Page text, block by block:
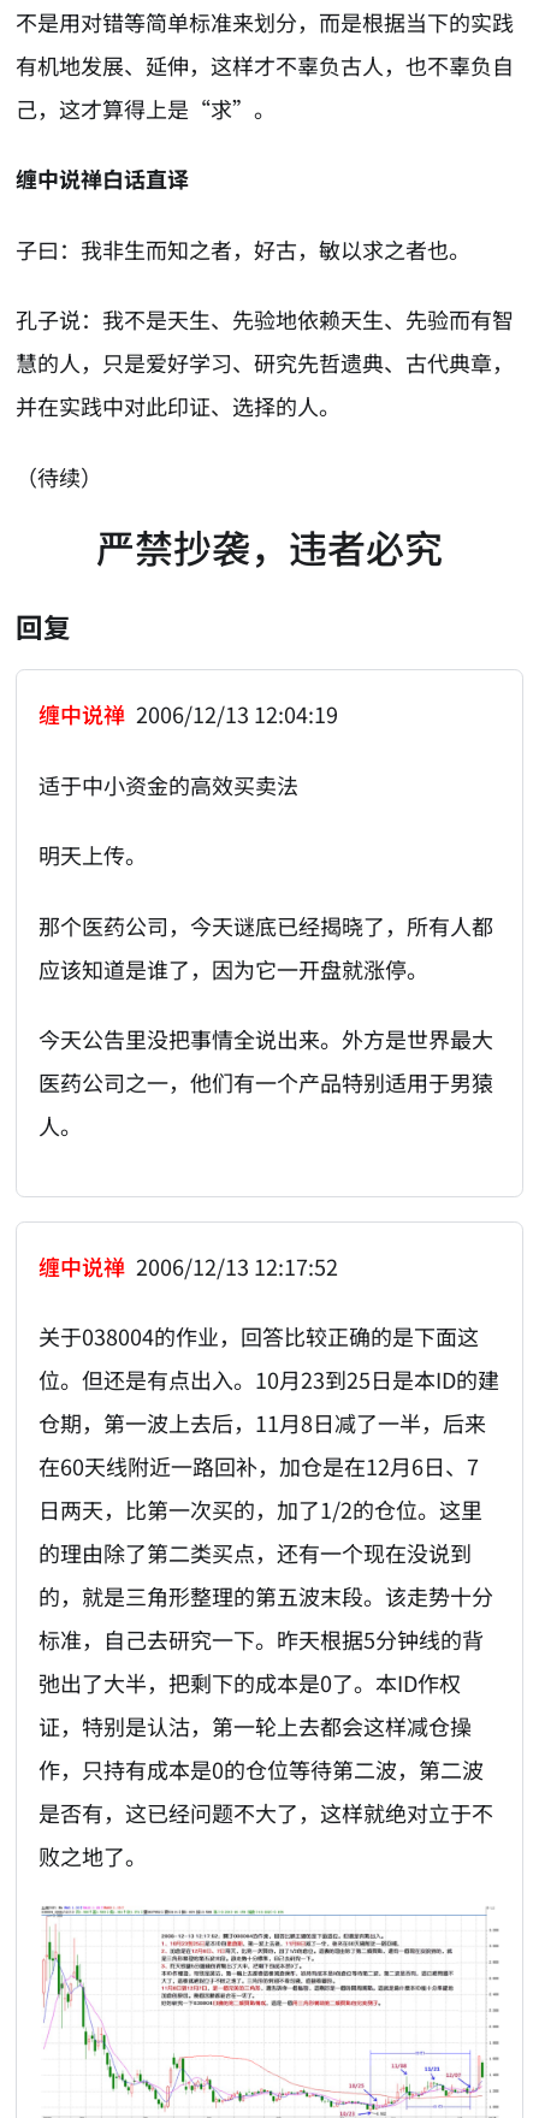
不是用对错等简单标准来划分，而是根据当下的实践
有机地发展、延伸，这样才不辜负古人，也不辜负自
己，这才算得上是“求”。
缠中说禅白话直译
子曰：我非生而知之者，好古，敏以求之者也。
孔子说：我不是天生、先验地依赖天生、先验而有智
慧的人，只是爱好学习、研究先哲遗典、古代典章，
并在实践中对此印证、选择的人。
（待续）
严禁抄袭，违者必究
回复
缠中说禅 2006/12/13 12:04:19
适于中小资金的高效买卖法
明天上传。
那个医药公司，今天谜底已经揭晓了，所有人都
应该知道是谁了，因为它一开盘就涨停。
今天公告里没把事情全说出来。外方是世界最大
医药公司之一，他们有一个产品特别适用于男猿
人。
缠中说禅 2006/12/13 12:17:52
关于038004的作业，回答比较正确的是下面这
位。但还是有点出入。10月23到25日是本ID的建
仓期，第一波上去后，11月8日减了一半，后来
在60天线附近一路回补，加仓是在12月6日、7
日两天，比第一次买的，加了1/2的仓位。这里
的理由除了第二类买点，还有一个现在没说到
的，就是三角形整理的第五波末段。该走势十分
标准，自己去研究一下。昨天根据5分钟线的背
弛出了大半，把剩下的成本是0了。本ID作权
证，特别是认沽，第一轮上去都会这样减仓操
作，只持有成本是0的仓位等待第二波，第二波
是否有，这已经问题不大了，这样就绝对立于不
败之地了。